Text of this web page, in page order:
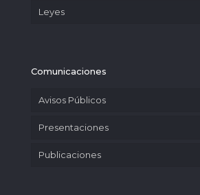
Leyes
Comunicaciones
Avisos Públicos
Presentaciones
Publicaciones